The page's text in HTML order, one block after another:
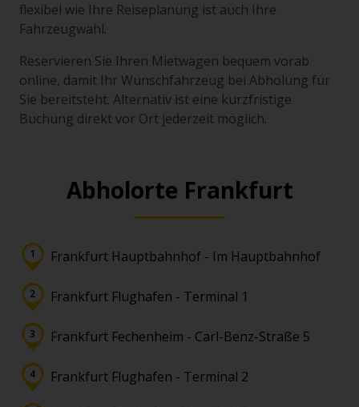
flexibel wie Ihre Reiseplanung ist auch Ihre
Fahrzeugwahl.
Reservieren Sie Ihren Mietwagen bequem vorab
online, damit Ihr Wunschfahrzeug bei Abholung für
Sie bereitsteht. Alternativ ist eine kurzfristige
Buchung direkt vor Ort jederzeit möglich.
Abholorte Frankfurt
Frankfurt Hauptbahnhof - Im Hauptbahnhof
Frankfurt Flughafen - Terminal 1
Frankfurt Fechenheim - Carl-Benz-Straße 5
Frankfurt Flughafen - Terminal 2